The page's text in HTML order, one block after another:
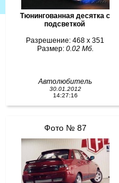
Тюнингованная десятка с
подсветкой
Разрешение: 468 x 351
Размер: 0.02 Мб.
Автолюбитель
30.01.2012
14:27:16
Фото № 87